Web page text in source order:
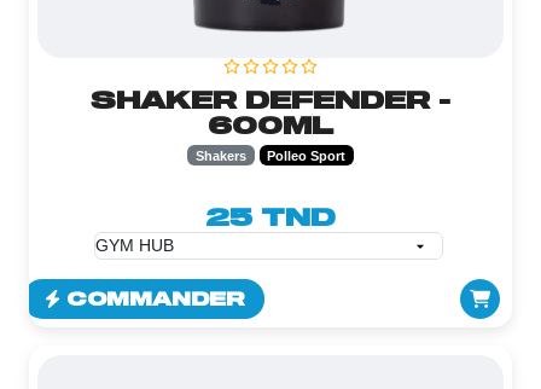
SHAKER DEFENDER -
600ML
Shakers Polleo Sport
25 TND
COMMANDER